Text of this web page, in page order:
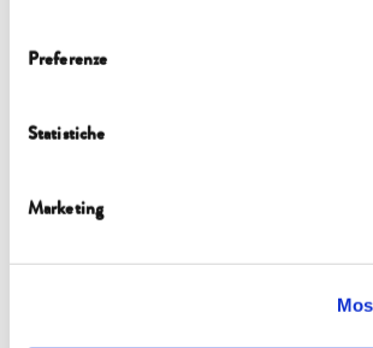
Preferenze
Statistiche
Marketing
IL FUTURO DELL’ENERGIA È NELLE